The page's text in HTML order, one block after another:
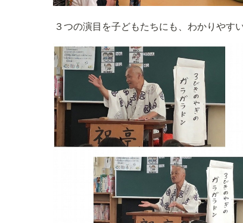
３つの演目を子どもたちにも、わかりやす